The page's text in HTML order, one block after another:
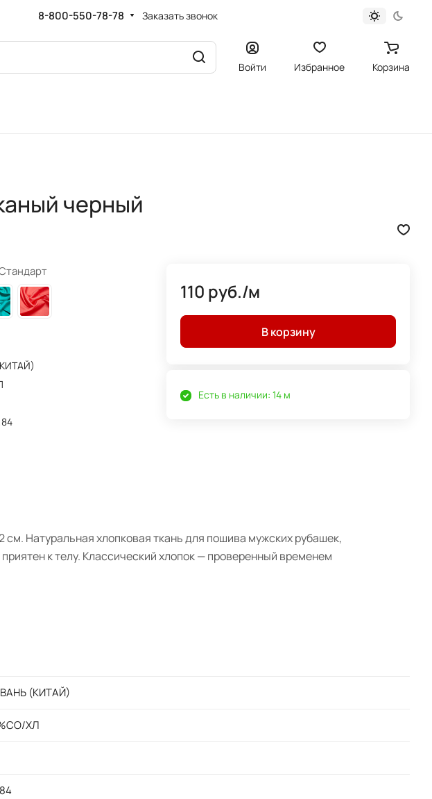
8-800-550-78-78 Заказать звонок
Войти Избранное Корзина
черный
110 руб./м
В корзину
Есть в наличии: 14 м
см. Натуральная хлопковая ткань для пошива мужских рубашек,
к телу. Классический хлопок — проверенный временем
(КИТАЙ)
ХЛ